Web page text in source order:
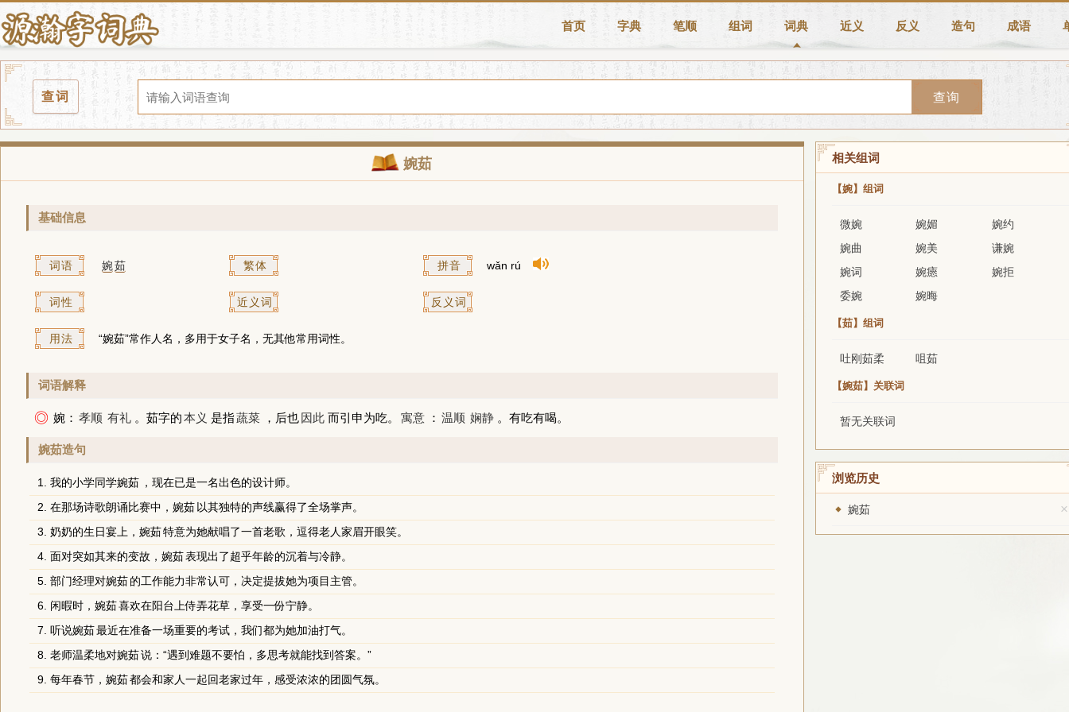
首页 字典 笔顺 组词 词典 近义 反义 造句 成语
查词 查询
婉茹
基础信息
词语 婉茹 繁体 拼音 wǎn rú
词性 近义词 反义词
用法 “婉茹”常作人名，多用于女子名，无其他常用词性。
词语解释
◎ 婉： 孝顺 有礼 。茹字的本义 是指蔬菜 ，后也因此 而引申为吃。 寓意 ： 温顺 娴静 。有吃有喝。
婉茹造句
1. 我的小学同学婉茹 ，现在已是一名出色的设计师。
2. 在那场诗歌朗诵比赛中， 婉茹 以其独特的声线赢得了全场掌声。
3. 奶奶的生日宴上， 婉茹特意为她献唱了一首老歌，逗得老人家眉开眼笑。
4. 面对突如其来的变故， 婉茹表现出了超乎年龄的沉着与冷静。
5. 部门经理对婉茹的工作能力非常认可，决定提拔她为项目主管。
6. 闲暇时， 婉茹喜欢在阳台上侍弄花草，享受一份宁静。
7. 听说婉茹最近在准备一场重要的考试，我们都为她加油打气。
8. 老师温柔地对婉茹说：“遇到难题不要怕，多思考就能找到答案。”
9. 每年春节， 婉茹都会和家人一起回老家过年，感受浓浓的团圆气氛。
相关组词
【婉】组词
微婉 婉媚
婉约
婉曲
婉美
谦婉
婉词
婉瘱
婉拒
委婉
婉晦
【茹】组词
吐刚茹柔 咀茹
【婉茹】关联词
暂无关联词
浏览历史
婉茹 ×